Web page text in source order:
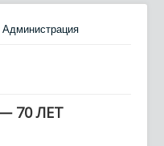
70 ЛЕТ